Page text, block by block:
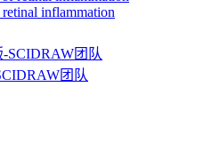
inflammation
团队